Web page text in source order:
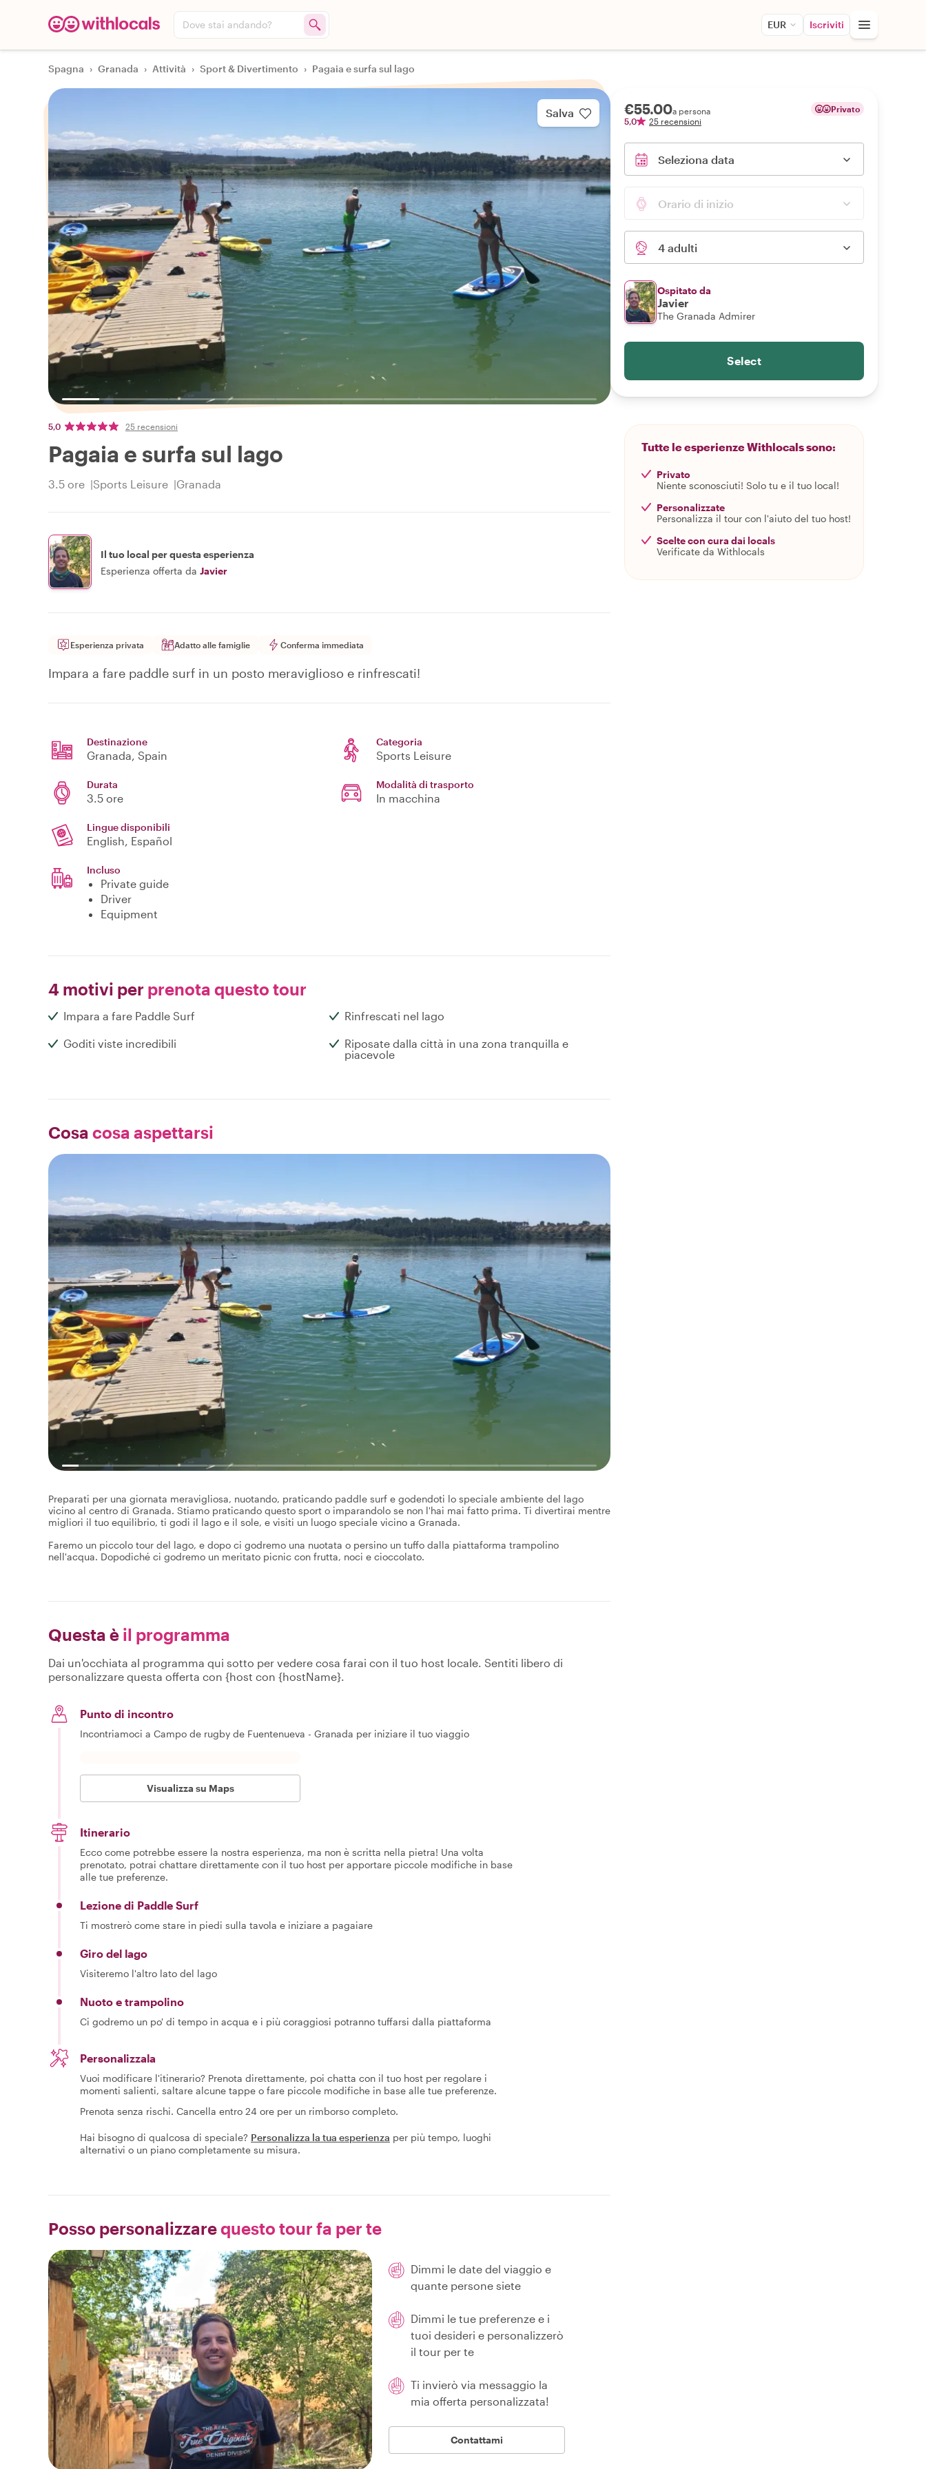
Dove stai andando? EUR Iscriviti
Spagna › Granada › Attività › Sport & Divertimento › Pagaia e surfa sul lago
Salva
5,0 25 recensioni
Pagaia e surfa sul lago
3.5 ore Sports Leisure Granada
Il tuo local per questa esperienza
Esperienza offerta da Javier
Esperienza privata Adatto alle famiglie Conferma immediata
Impara a fare paddle surf in un posto meraviglioso e rinfrescati!
Destinazione
Granada, Spain
Categoria
Sports Leisure
Durata
3.5 ore
Modalità di trasporto
In macchina
Lingue disponibili
English, Español
Incluso
Private guide
Driver
Equipment
4 motivi per prenota questo tour
Impara a fare Paddle Surf Rinfrescati nel lago
Goditi viste incredibili
Riposate dalla città in una zona tranquilla e
piacevole
Cosa cosa aspettarsi
Preparati per una giornata meravigliosa, nuotando, praticando paddle surf e godendoti lo speciale ambiente del lago
vicino al centro di Granada. Stiamo praticando questo sport o imparandolo se non l'hai mai fatto prima. Ti divertirai mentre
migliori il tuo equilibrio, ti godi il lago e il sole, e visiti un luogo speciale vicino a Granada.
Faremo un piccolo tour del lago, e dopo ci godremo una nuotata o persino un tuffo dalla piattaforma trampolino
nell'acqua. Dopodiché ci godremo un meritato picnic con frutta, noci e cioccolato.
Questa è il programma
Dai un'occhiata al programma qui sotto per vedere cosa farai con il tuo host locale. Sentiti libero di
personalizzare questa offerta con {host con {hostName}.
Punto di incontro
Incontriamoci a Campo de rugby de Fuentenueva - Granada per iniziare il tuo viaggio
Visualizza su Maps
Itinerario
Ecco come potrebbe essere la nostra esperienza, ma non è scritta nella pietra! Una volta
prenotato, potrai chattare direttamente con il tuo host per apportare piccole modifiche in base
alle tue preferenze.
Lezione di Paddle Surf
Ti mostrerò come stare in piedi sulla tavola e iniziare a pagaiare
Giro del lago
Visiteremo l'altro lato del lago
Nuoto e trampolino
Ci godremo un po' di tempo in acqua e i più coraggiosi potranno tuffarsi dalla piattaforma
Personalizzala
Vuoi modificare l'itinerario? Prenota direttamente, poi chatta con il tuo host per regolare i
momenti salienti, saltare alcune tappe o fare piccole modifiche in base alle tue preferenze.
Prenota senza rischi. Cancella entro 24 ore per un rimborso completo.
Hai bisogno di qualcosa di speciale? Personalizza la tua esperienza per più tempo, luoghi
alternativi o un piano completamente su misura.
Posso personalizzarequesto tour fa per te
Dimmi le date del viaggio e
quante persone siete
Dimmi le tue preferenze e i
tuoi desideri e personalizzerò
il tour per te
Ti invierò via messaggio la
mia offerta personalizzata!
Contattami
€55.00a persona
5,0
25 recensioni
Privato
Seleziona data
Orario di inizio
4 adulti
Ospitato da
Javier
The Granada Admirer
Select
Tutte le esperienze Withlocals sono:
Privato
Niente sconosciuti! Solo tu e il tuo local!
Personalizzate
Personalizza il tour con l'aiuto del tuo host!
Scelte con cura dai locals
Verificate da Withlocals